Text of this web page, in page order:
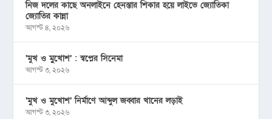
নিজ দলের কাছে অনলাইনে হেনস্তার শিকার হয়ে লাইভে জ্যোতিকা
জ্যোতির কান্না
আগস্ট ৪, ২০২৬
‘মুখ ও মু্খোশ’ : স্বপ্নের সিনেমা
আগস্ট ৩, ২০২৬
‘মুখ ও মুখোশ’ নির্মাণে আব্দুল জব্বার খানের লড়াই
আগস্ট ৩, ২০২৬